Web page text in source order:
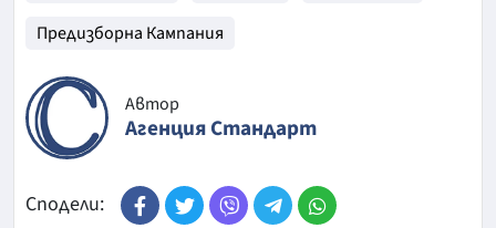
Предизборна Кампания
Автор
Агенция Стандарт
Сподели: